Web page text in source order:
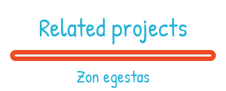
Related projects
Zon egestas